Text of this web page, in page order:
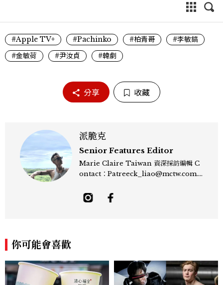
#Apple TV+ #Pachinko #柏青哥
#李敏鎬
#金敏荷
#尹汝貞 #韓劇
分享 收藏
派脆克
Senior Features Editor
Marie Claire Taiwan 資深採訪編輯 C
ontact：Patreeck_liao@mctw.com.t
敏銳的觀察力與敘事能力，撰寫出兼具深度
與美感的專題內容，長期關注亞洲娛樂、人
力的跨平台敘事語言。認為好的內容不僅是
記錄時代，更是溫柔的行動——在每一段訪
你可能會喜歡